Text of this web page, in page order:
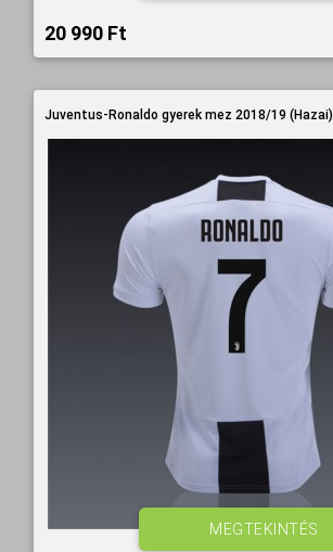
20 990 Ft‎
Juventus-Ronaldo gyerek mez 2018/19 (Hazai)
MEGTEKINTÉS